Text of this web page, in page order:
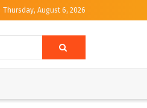
Thursday, August 6, 2026